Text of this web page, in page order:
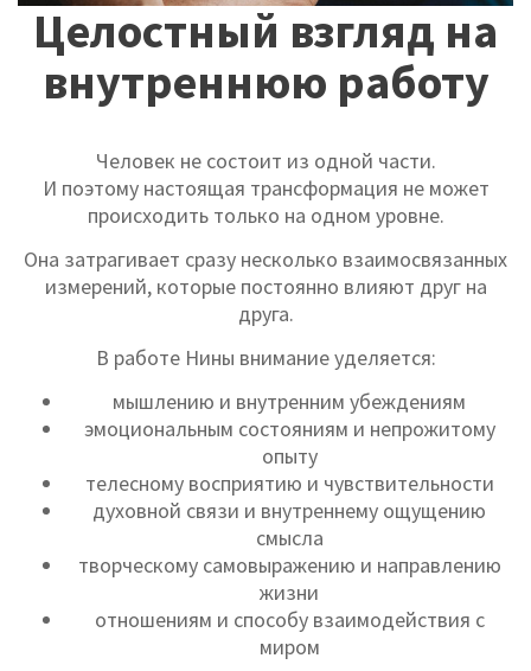
Целостный взгляд на
внутреннюю работу
Человек не состоит из одной части.
И поэтому настоящая трансформация не может
происходить только на одном уровне.
Она затрагивает сразу несколько взаимосвязанных
измерений, которые постоянно влияют друг на
друга.
В работе Нины внимание уделяется:
мышлению и внутренним убеждениям
эмоциональным состояниям и непрожитому
опыту
телесному восприятию и чувствительности
духовной связи и внутреннему ощущению
смысла
творческому самовыражению и направлению
жизни
отношениям и способу взаимодействия с
миром